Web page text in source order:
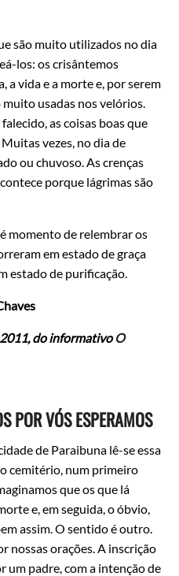
são muito utilizados no dia
los: os crisântemos
a vida e a morte e, por serem
usadas nos velórios.
as coisas boas que
vezes, no dia de
ou chuvoso. As crenças
porque lágrimas são
momento de relembrar os
em estado de graça
estado de purificação.
do informativoO
POR VÓS ESPERAMOS
de Paraibuna lê-se essa
cemitério, num primeiro
que os que lá
e, em seguida, o óbvio,
assim. O sentido é outro.
nossas orações. A inscrição
um padre, com a intenção de